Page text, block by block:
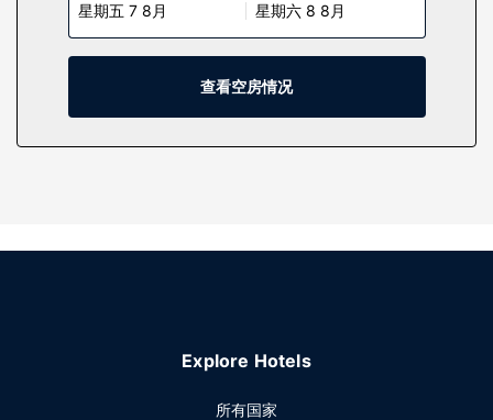
物业设施
您可充分利用健身中心等度假设施，此外还有免费 WiFi和婚庆
您可以去Chino Latino餐厅享用美味佳肴，这里供应午餐和晚
星期五 7 8月 星期六 8 8月
查看空房情况
Explore Hotels
所有国家